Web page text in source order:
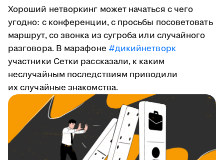
Хороший нетворкинг может начаться с чего
угодно: с конференции, с просьбы посоветовать
маршрут, со звонка из сугроба или случайного
разговора. В марафоне #дикийнетворк
участники Сетки рассказали, к каким
неслучайным последствиям приводили
их случайные знакомства.